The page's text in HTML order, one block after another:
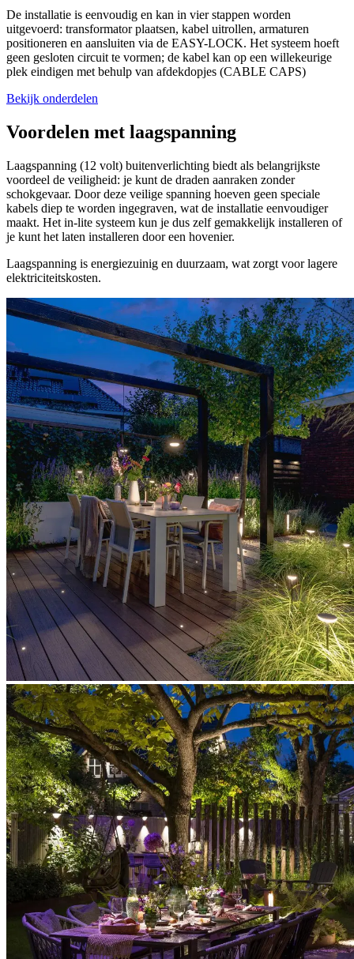
De installatie is eenvoudig en kan in vier stappen worden
uitgevoerd: transformator plaatsen, kabel uitrollen, armaturen
positioneren en aansluiten via de EASY-LOCK. Het systeem hoeft
geen gesloten circuit te vormen; de kabel kan op een willekeurige
plek eindigen met behulp van afdekdopjes (CABLE CAPS)
Bekijk onderdelen
Voordelen met laagspanning
Laagspanning (12 volt) buitenverlichting biedt als belangrijkste
voordeel de veiligheid: je kunt de draden aanraken zonder
schokgevaar. Door deze veilige spanning hoeven geen speciale
kabels diep te worden ingegraven, wat de installatie eenvoudiger
maakt. Het in-lite systeem kun je dus zelf gemakkelijk installeren of
je kunt het laten installeren door een hovenier.
Laagspanning is energiezuinig en duurzaam, wat zorgt voor lagere
elektriciteitskosten.